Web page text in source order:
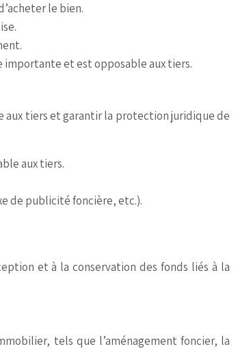
le bien.
importante et est opposable aux tiers.
aux tiers et garantir la protection juridique de
aux tiers.
de publicité foncière, etc.).
et à la conservation des fonds liés à la
tels que l’aménagement foncier, la